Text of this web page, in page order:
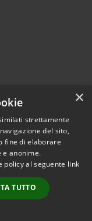
© 2026 • Comune di
Giovanni • Powered
Accesso
redazione
×
strettamente
del sito,
fine di elaborare
e anonime.
policy al seguente link
TUTTO